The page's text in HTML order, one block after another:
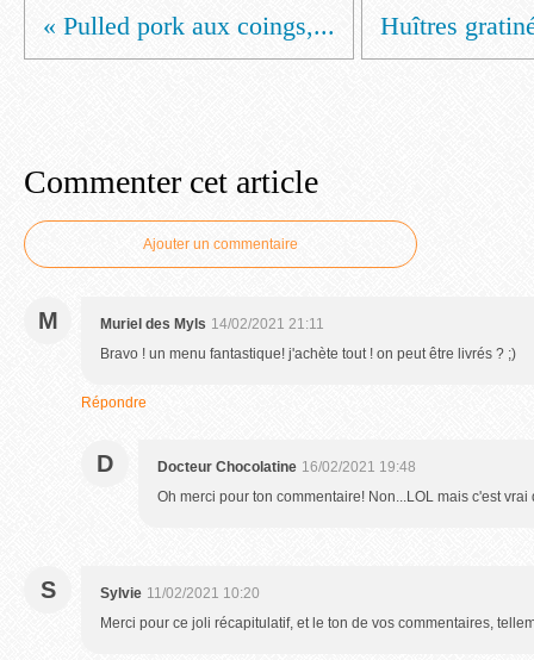
« Pulled pork aux coings,... Huîtres
Commenter cet article
Ajouter un commentaire
M Muriel des Myls 14/02/2021 21:11
Bravo ! un menu fantastique! j'achète tout ! on peut être livrés ? ;)
Répondre
D Docteur Chocolatine 16/02/2021 19:48
Oh merci pour ton commentaire! Non...LOL mais c'est
S Sylvie 11/02/2021 10:20
Merci pour ce joli récapitulatif, et le ton de vos commentaires,